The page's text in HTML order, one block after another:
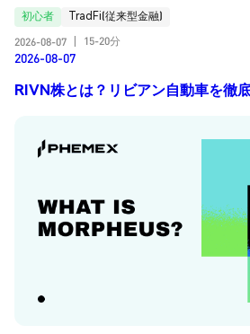
初心者
TradFi(従来型金融)
2026-08-07
15-20分
2026-08-07
RIVN株とは？リビアン自動車を徹